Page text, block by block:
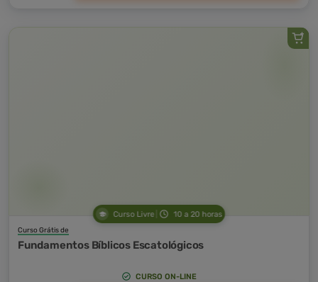
Curso Livre 10 a 20 horas
Curso Grátis de
Fundamentos Bíblicos Escatológicos
CURSO ON-LINE